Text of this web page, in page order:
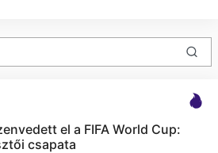
el a FIFA World Cup:
csapata